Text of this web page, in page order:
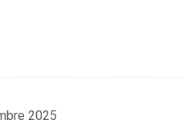
2025